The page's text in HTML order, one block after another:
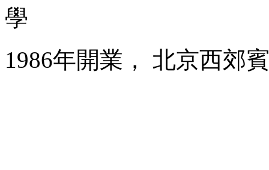
學
1986年開業， 北京西